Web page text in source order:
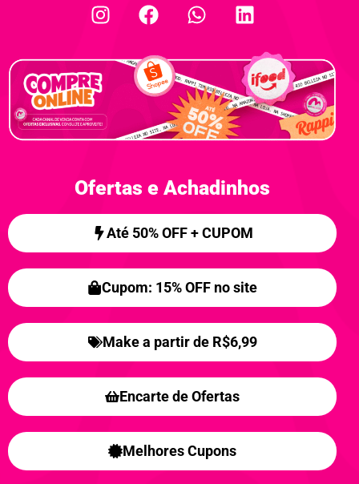
Ofertas e Achadinhos
Até 50% OFF + CUPOM
Cupom: 15% OFF no site
Make a partir de R$6,99
Encarte de Ofertas
Melhores Cupons